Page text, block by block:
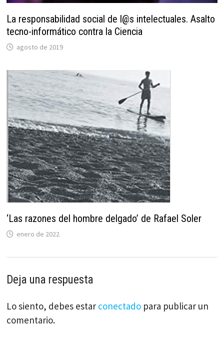
La responsabilidad social de l@s intelectuales. Asalto
tecno-informático contra la Ciencia
agosto de 2019
‘Las razones del hombre delgado’ de Rafael Soler
enero de 2022
Deja una respuesta
Lo siento, debes estar conectado para publicar un
comentario.